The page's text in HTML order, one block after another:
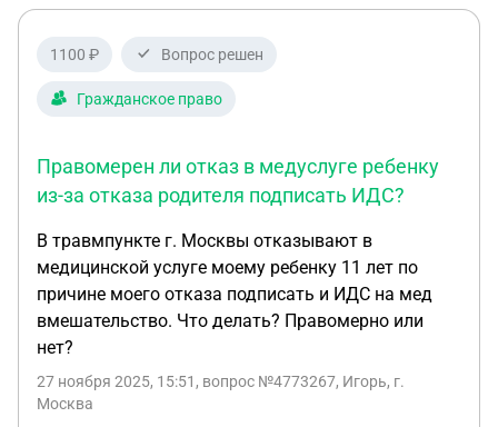
1100 ₽ Вопрос решен
Гражданское право
Правомерен ли отказ в медуслуге ребенку
из-за отказа родителя подписать ИДС?
В травмпункте г. Москвы отказывают в
медицинской услуге моему ребенку 11 лет по
причине моего отказа подписать и ИДС на мед
вмешательство. Что делать? Правомерно или
нет?
27 ноября 2025, 15:51 , вопрос №4773267, Игорь, г.
Москва